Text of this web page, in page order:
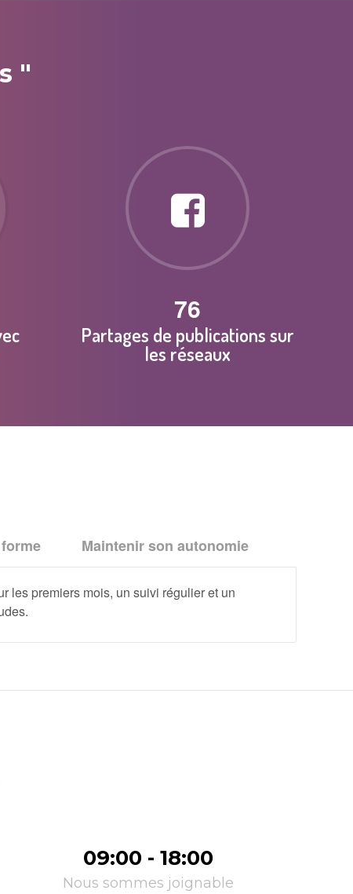
"
85
Partages de publications sur
les réseaux
Maintenir son autonomie
les premiers mois, un suivi régulier et un
09:00 - 18:00
Nous sommes joignable